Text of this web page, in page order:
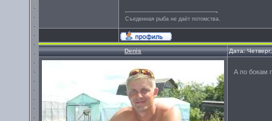
Съеденная рыба не даёт потомства.
Denis Дата:
А по бокам